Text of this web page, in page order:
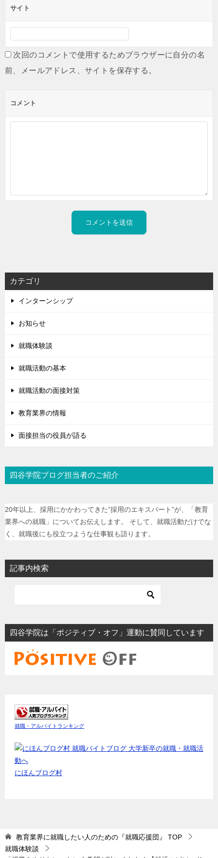
サイト
次回のコメントで使用するためブラウザーに自分の名
前、メールアドレス、サイトを保存する。
コメント
カテゴリ
インターンシップ
お知らせ
就職体験談
就職活動の基本
就職活動の面接対策
教育業界の情報
面接担当の役員が語る
四谷学院ブログ担当者のご紹介
20年以上、採用にかかわってきた”採用のエキスパート”が、「教育
業界への就職」についてお伝えします。 そして、就職活動だけでな
く、就職後にも役立つような仕事観も語ります。
記事内検索
四谷学院は「ポジティブ・オフ」運動に賛同しています
就職・アルバイトランキング
にほんブログ村
教育業界に就職したい人のための『就職応援団』
TOP
就職体験談